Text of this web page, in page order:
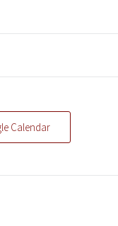
Calendar